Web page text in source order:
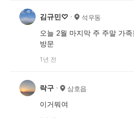
김규민♡ 석우동
오늘 2월 마지막 주 주말 가
방문
1년 전
락구 삼호읍
이거뭐여